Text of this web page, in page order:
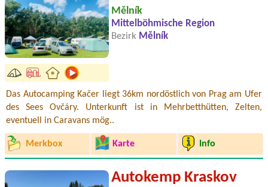
Mělník
Mittelböhmische Region
Bezirk Mělník
Das Autocamping Kačer liegt 36km nordöstlich von Prag am Ufer
des Sees Ovčáry. Unterkunft ist in Mehrbetthütten, Zelten,
eventuell in Caravans mög..
Merkbox Karte Info
Autokemp Kraskov